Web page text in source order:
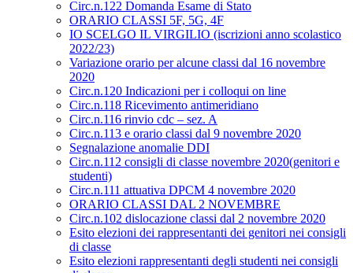
Circ.n.122 Domanda Esame di Stato
ORARIO CLASSI 5F, 5G, 4F
IO SCELGO IL VIRGILIO (iscrizioni anno scolastico
2022/23)
Variazione orario per alcune classi dal 16 novembre
2020
Circ.n.120 Indicazioni per i colloqui on line
Circ.n.118 Ricevimento antimeridiano
Circ.n.116 rinvio cdc – sez. A
Circ.n.113 e orario classi dal 9 novembre 2020
Segnalazione anomalie DDI
Circ.n.112 consigli di classe novembre 2020(genitori e
studenti)
Circ.n.111 attuativa DPCM 4 novembre 2020
ORARIO CLASSI DAL 2 NOVEMBRE
Circ.n.102 dislocazione classi dal 2 novembre 2020
Esito elezioni dei rappresentanti dei genitori nei consigli
di classe
Esito elezioni rappresentanti degli studenti nei consigli